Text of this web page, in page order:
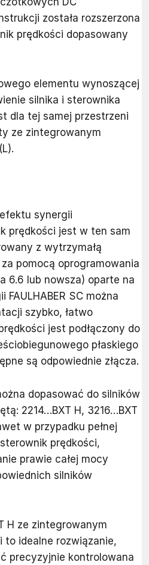
została rozszerzona
prędkości dopasowany
elementu wynoszącej
silnika i sterownika
dla tej samej przestrzeni
ze zintegrowanym
synergii
prędkości jest w ten sam
z wytrzymałą
pomocą oprogramowania
6.6 lub nowsza) oparte na
SC można
szybko, łatwo
jest podłączony do
płaskiego
są odpowiednie złącza.
dopasować do silników
2214…BXT H, 3216…BXT
w przypadku pełnej
prędkości,
prawie całej mocy
silników
H ze zintegrowanym
to idealne rozwiązanie,
precyzyjnie kontrolowana